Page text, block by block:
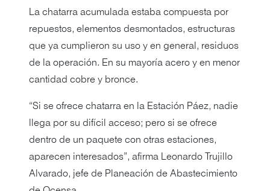
La chatarra acumulada estaba compuesta por
repuestos, elementos desmontados, estructuras
que ya cumplieron su uso y en general, residuos
de la operación. En su mayoría acero y en menor
cantidad cobre y bronce.
“Si se ofrece chatarra en la Estación Páez, nadie
llega por su difícil acceso; pero si se ofrece
dentro de un paquete con otras estaciones,
aparecen interesados”, afirma Leonardo Trujillo
Alvarado, jefe de Planeación de Abastecimiento